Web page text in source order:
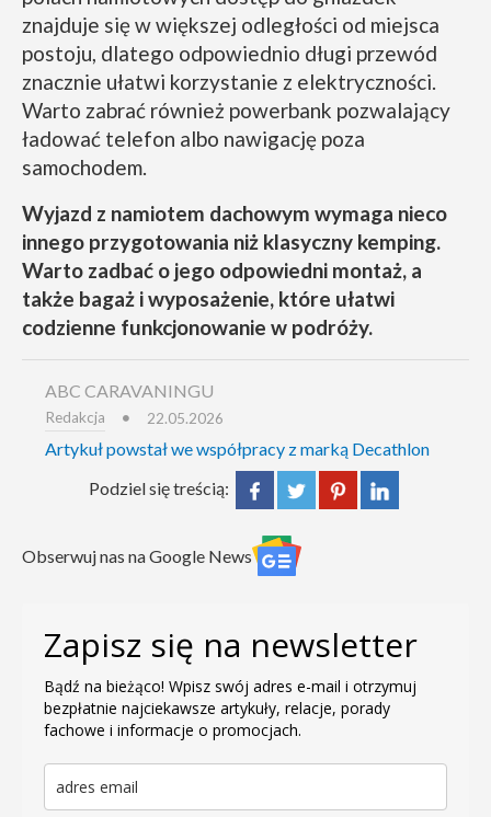
znajduje się w większej odległości od miejsca
postoju, dlatego odpowiednio długi przewód
znacznie ułatwi korzystanie z elektryczności.
Warto zabrać również powerbank pozwalający
ładować telefon albo nawigację poza
samochodem.
Wyjazd z namiotem dachowym wymaga nieco
innego przygotowania niż klasyczny kemping.
Warto zadbać o jego odpowiedni montaż, a
także bagaż i wyposażenie, które ułatwi
codzienne funkcjonowanie w podróży.
ABC CARAVANINGU
Redakcja 22.05.2026
Artykuł powstał we współpracy z marką Decathlon
Podziel się treścią:
Obserwuj nas na Google News
Zapisz się na newsletter
Bądź na bieżąco! Wpisz swój adres e-mail i otrzymuj
bezpłatnie najciekawsze artykuły, relacje, porady
fachowe i informacje o promocjach.